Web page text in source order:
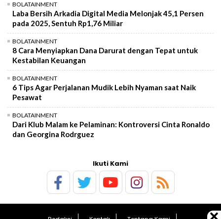
BOLATAINMENT
Laba Bersih Arkadia Digital Media Melonjak 45,1 Persen
pada 2025, Sentuh Rp1,76 Miliar
BOLATAINMENT
8 Cara Menyiapkan Dana Darurat dengan Tepat untuk
Kestabilan Keuangan
BOLATAINMENT
6 Tips Agar Perjalanan Mudik Lebih Nyaman saat Naik
Pesawat
BOLATAINMENT
Dari Klub Malam ke Pelaminan: Kontroversi Cinta Ronaldo
dan Georgina Rodrguez
Ikuti Kami